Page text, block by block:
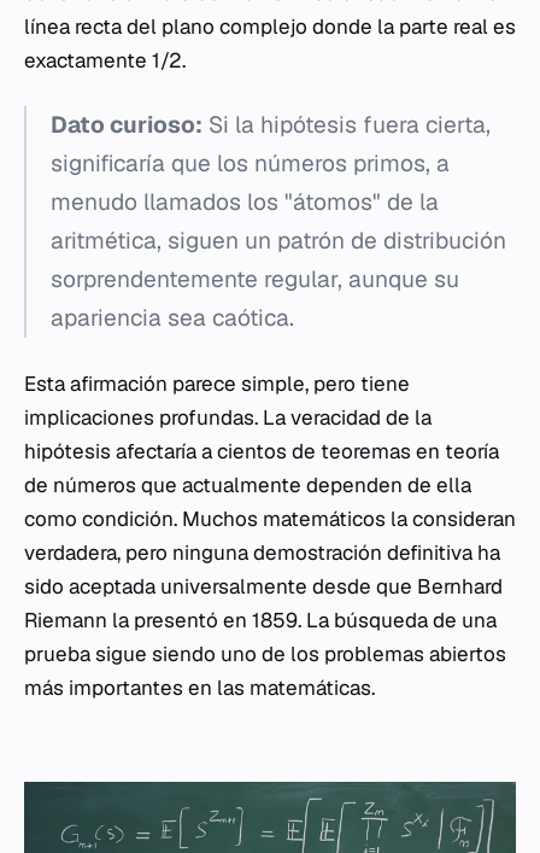
línea recta del plano complejo donde la parte real es
exactamente 1/2.
Dato curioso: Si la hipótesis fuera cierta,
significaría que los números primos, a
menudo llamados los "átomos" de la
aritmética, siguen un patrón de distribución
sorprendentemente regular, aunque su
apariencia sea caótica.
Esta afirmación parece simple, pero tiene
implicaciones profundas. La veracidad de la
hipótesis afectaría a cientos de teoremas en teoría
de números que actualmente dependen de ella
como condición. Muchos matemáticos la consideran
verdadera, pero ninguna demostración definitiva ha
sido aceptada universalmente desde que Bernhard
Riemann la presentó en 1859. La búsqueda de una
prueba sigue siendo uno de los problemas abiertos
más importantes en las matemáticas.